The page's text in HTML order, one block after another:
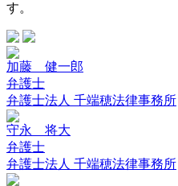
す。
加藤 健一郎
弁護士
弁護士法人 千端穂法律事務所
守永 将大
弁護士
弁護士法人 千端穂法律事務所